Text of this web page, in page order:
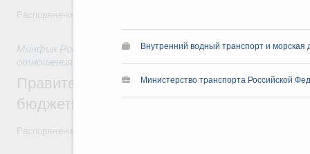
Внутренний водный транспорт и морская
Министерство транспорта Российской
Минфин России 31 июля 2026,Бюджеты субъектов
отношения
Правительство спишет часть
бюджетным кредитам ещё двум